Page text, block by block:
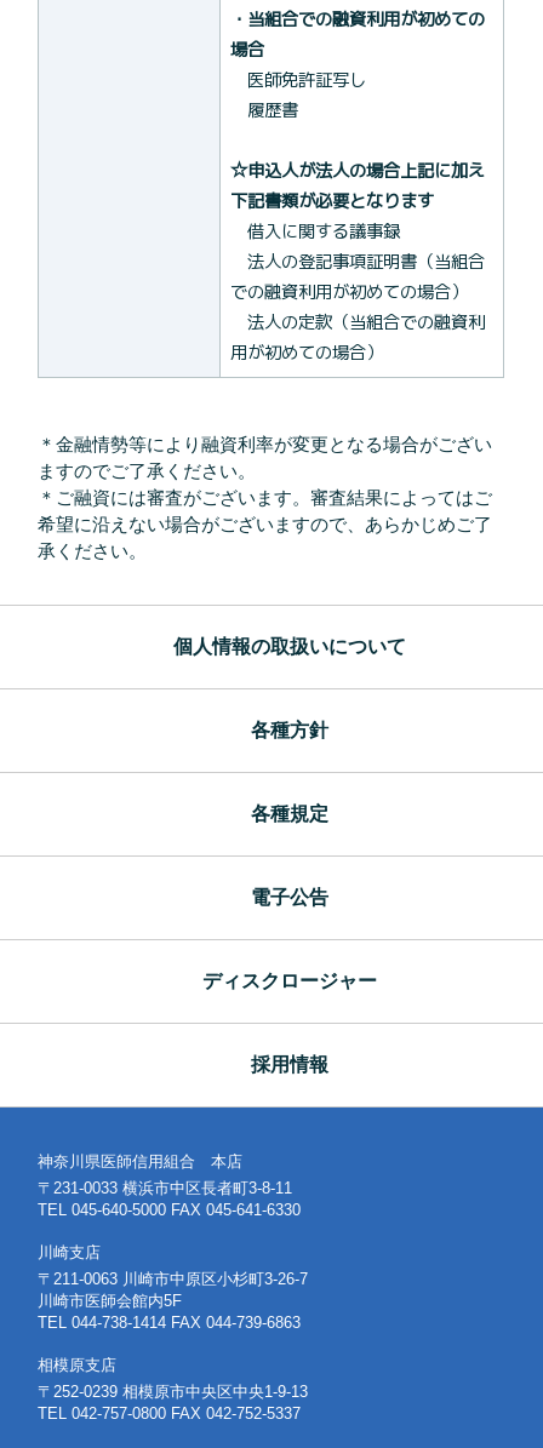
・当組合での融資利用が初めての
場合
医師免許証写し
履歴書
☆申込人が法人の場合上記に加え
下記書類が必要となります
借入に関する議事録
法人の登記事項証明書（当組合
での融資利用が初めての場合）
法人の定款（当組合での融資利
用が初めての場合）
＊金融情勢等により融資利率が変更となる場合がござい
ますのでご了承ください。
＊ご融資には審査がございます。審査結果によってはご
希望に沿えない場合がございますので、あらかじめご了
承ください。
個人情報の取扱いについて
各種方針
各種規定
電子公告
ディスクロージャー
採用情報
神奈川県医師信用組合 本店
〒231-0033 横浜市中区長者町3-8-11
TEL 045-640-5000 FAX 045-641-6330
川崎支店
〒211-0063 川崎市中原区小杉町3-26-7
川崎市医師会館内5F
TEL 044-738-1414 FAX 044-739-6863
相模原支店
〒252-0239 相模原市中央区中央1-9-13
TEL 042-757-0800 FAX 042-752-5337